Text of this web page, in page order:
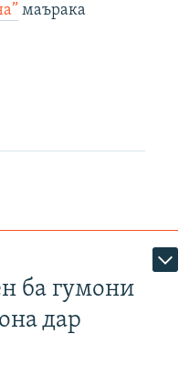
маърака
ба гумони
дар